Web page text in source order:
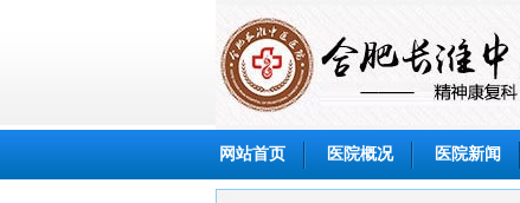
网站首页 医院概况 医院新闻